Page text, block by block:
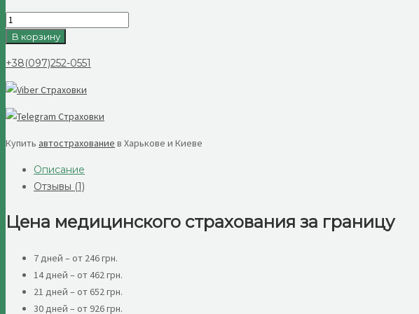
Количество
товара
медстрахование
В корзину
+38(097)252-0551
Купить автострахование в Харькове и Киеве
Описание
Отзывы (1)
Цена медицинского страхования за границу
7 дней – от 246 грн.
14 дней – от 462 грн.
21 дней – от 652 грн.
30 дней – от 926 грн.